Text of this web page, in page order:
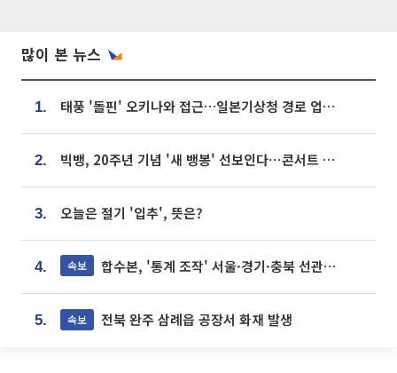
많이 본 뉴스
1. 태풍 '돌핀' 오키나와 접근…일본기상청 경로 업데이트
2. 빅뱅, 20주년 기념 '새 뱅봉' 선보인다⋯콘서트 앞두고 팝업 개최
3. 오늘은 절기 '입추', 뜻은?
4. 속보 합수본, '통계 조작' 서울·경기·충북 선관위 등 추가 압수수색
5. 속보 전북 완주 삼례읍 공장서 화재 발생